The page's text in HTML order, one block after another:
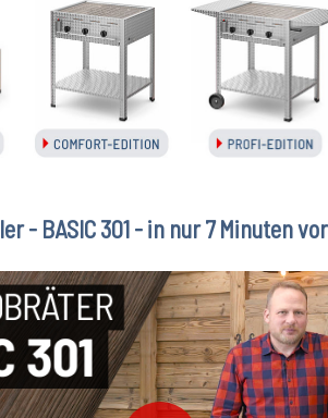
- BASIC 301 - in nur 7 Minuten